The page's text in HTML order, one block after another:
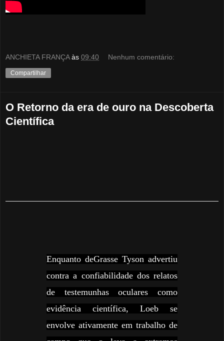
ANCHIETA FRANÇA às 09:40 Nenhum comentário:
Compartilhar
O Retorno da era de ouro na Descoberta
Científica
Enquanto deGrasse Tyson advertiu
contra a confiabilidade dos relatos
de testemunhas oculares como
evidência científica, Loeb se
envolve ativamente em trabalho de